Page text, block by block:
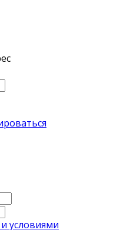
условиями